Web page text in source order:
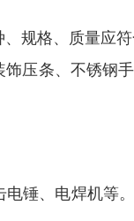
规格、质量应
压条、不锈钢
锤、电焊机等